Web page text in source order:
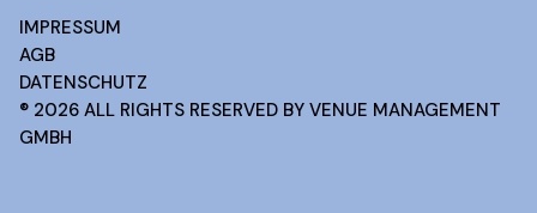
® 2026 ALL RIGHTS RESERVED BY VENUE MANAGEMENT
GMBH
IMPRESSUM
AGB
DATENSCHUTZ